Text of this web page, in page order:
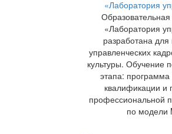
«Лаборатория
«Лаборатория
разработана для
управленческих
культуры. Обучение
этапа:
квалификации и
профессиональной
по модели